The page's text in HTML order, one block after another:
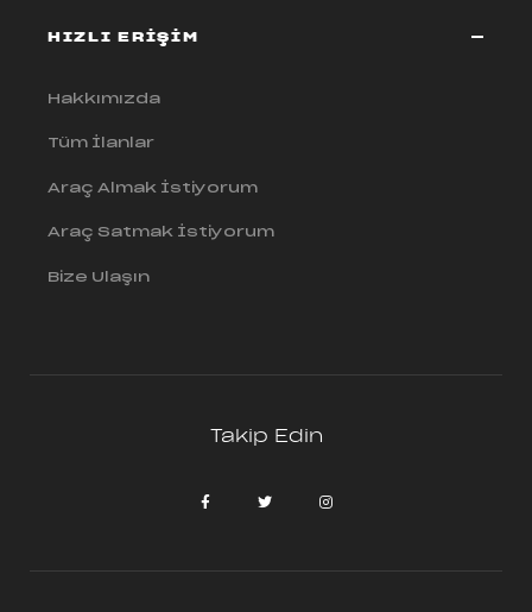
HIZLI ERİŞİM
Hakkımızda
Tüm İlanlar
Araç Almak İstiyorum
Araç Satmak İstiyorum
Bize Ulaşın
Takip Edin